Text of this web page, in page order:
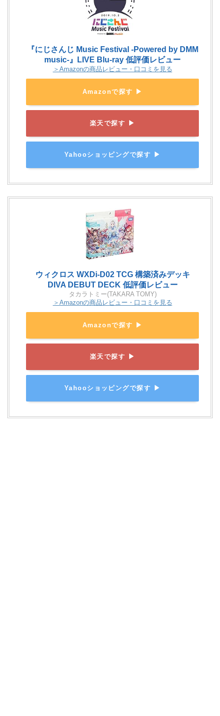
『にじさんじ Music Festival -Powered by DMM
music-』LIVE Blu-ray 低評価レビュー
＞Amazonの商品レビュー・口コミを見る
Amazonで探す ▶
楽天で探す ▶
Yahooショッピングで探す ▶
ウィクロス WXDi-D02 TCG 構築済みデッキ
DIVA DEBUT DECK 低評価レビュー
タカラトミー(TAKARA TOMY)
＞Amazonの商品レビュー・口コミを見る
Amazonで探す ▶
楽天で探す ▶
Yahooショッピングで探す ▶